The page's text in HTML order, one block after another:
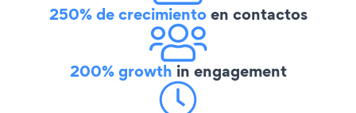
250% de crecimientoen contactos
200% growth in engagement